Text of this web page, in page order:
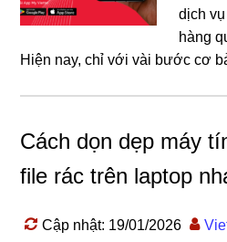
dịch
hàng
Hiện nay, chỉ với vài bước cơ
Cách dọn dẹp máy
file rác trên laptop
Cập nhật: 19/01/2026